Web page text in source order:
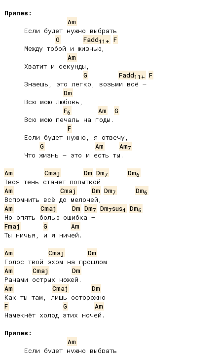
Припев:
Am
G
Fadd11+ F
Am
G
Fadd11+ F
Dm
F6 Am
G
F
G
Am Am7
Am
Cmaj Dm Dm7 Dm6
Am
Cmaj Dm Dm7 Dm6
Am
Cmaj Dm Dm7 Dm7sus4 Dm6
Fmaj
G
Am
Ты ничья, и я ничей.
Am
Cmaj
Dm
Am
Cmaj
Dm
Am
Cmaj
Dm
F
G
Am
Намекнёт холод этих ночей.
Припев:
Am